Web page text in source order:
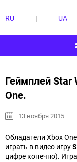
RU | UA
Геймплей Star
One.
13 ноября 2015
Обладатели Xbox
играть в видео игру
цифре конечно).